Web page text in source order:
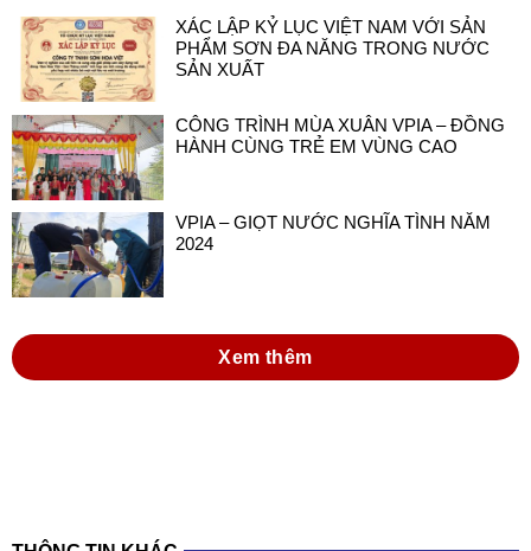
XÁC LẬP KỶ LỤC VIỆT NAM VỚI SẢN
PHẨM SƠN ĐA NĂNG TRONG NƯỚC
SẢN XUẤT
CÔNG TRÌNH MÙA XUÂN VPIA – ĐỒNG
HÀNH CÙNG TRẺ EM VÙNG CAO
VPIA – GIỌT NƯỚC NGHĨA TÌNH NĂM
2024
Xem thêm